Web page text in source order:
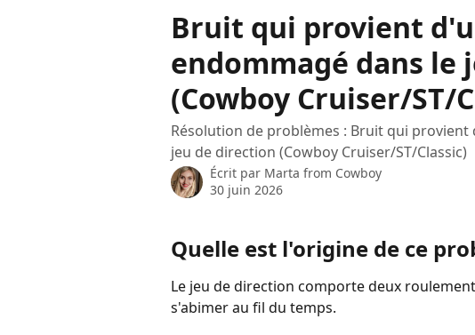
Bruit qui provient
endommagé dans le
(Cowboy Cruiser/ST/
Résolution de problèmes : Bruit qui
jeu de direction (Cowboy Cruiser/ST/Classic)
Écrit par Marta from Cowboy
30 juin 2026
Quelle est l'origine de ce
Le jeu de direction comporte deux
s'abimer au fil du temps.